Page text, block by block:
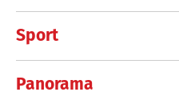
Sport
Panorama